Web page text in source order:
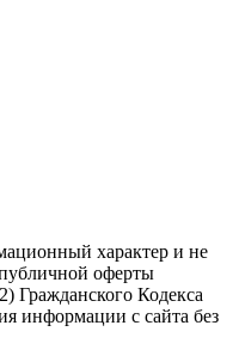
характер и не
публичной оферты
Гражданского Кодекса
информации с сайта без